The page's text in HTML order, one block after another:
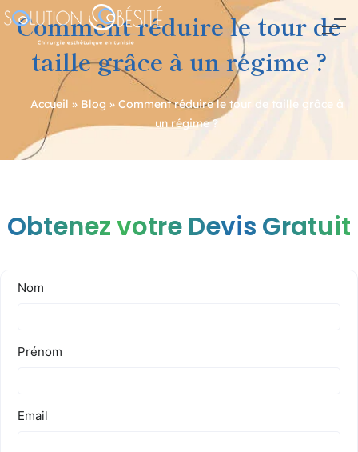
Comment réduire le tour de
taille grâce à un régime ?
Accueil » Blog » Comment réduire le tour de taille grâce à
un régime ?
Navigation
l’article
Obtenez votre Devis Gratuit